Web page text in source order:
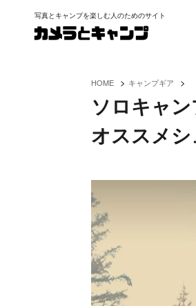
写真とキャンプを楽しむ人のためのサイト
HOME > キャンプギア >
ソロキャ
オススメ